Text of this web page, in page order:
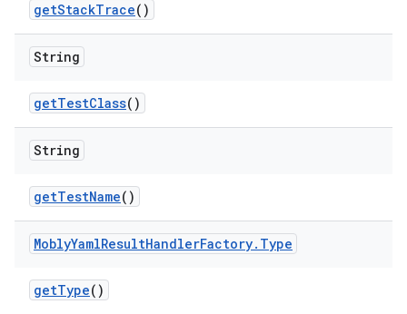
getStackTrace()
String
getTestClass()
String
getTestName()
MoblyYamlResultHandlerFactory. Type
getType()